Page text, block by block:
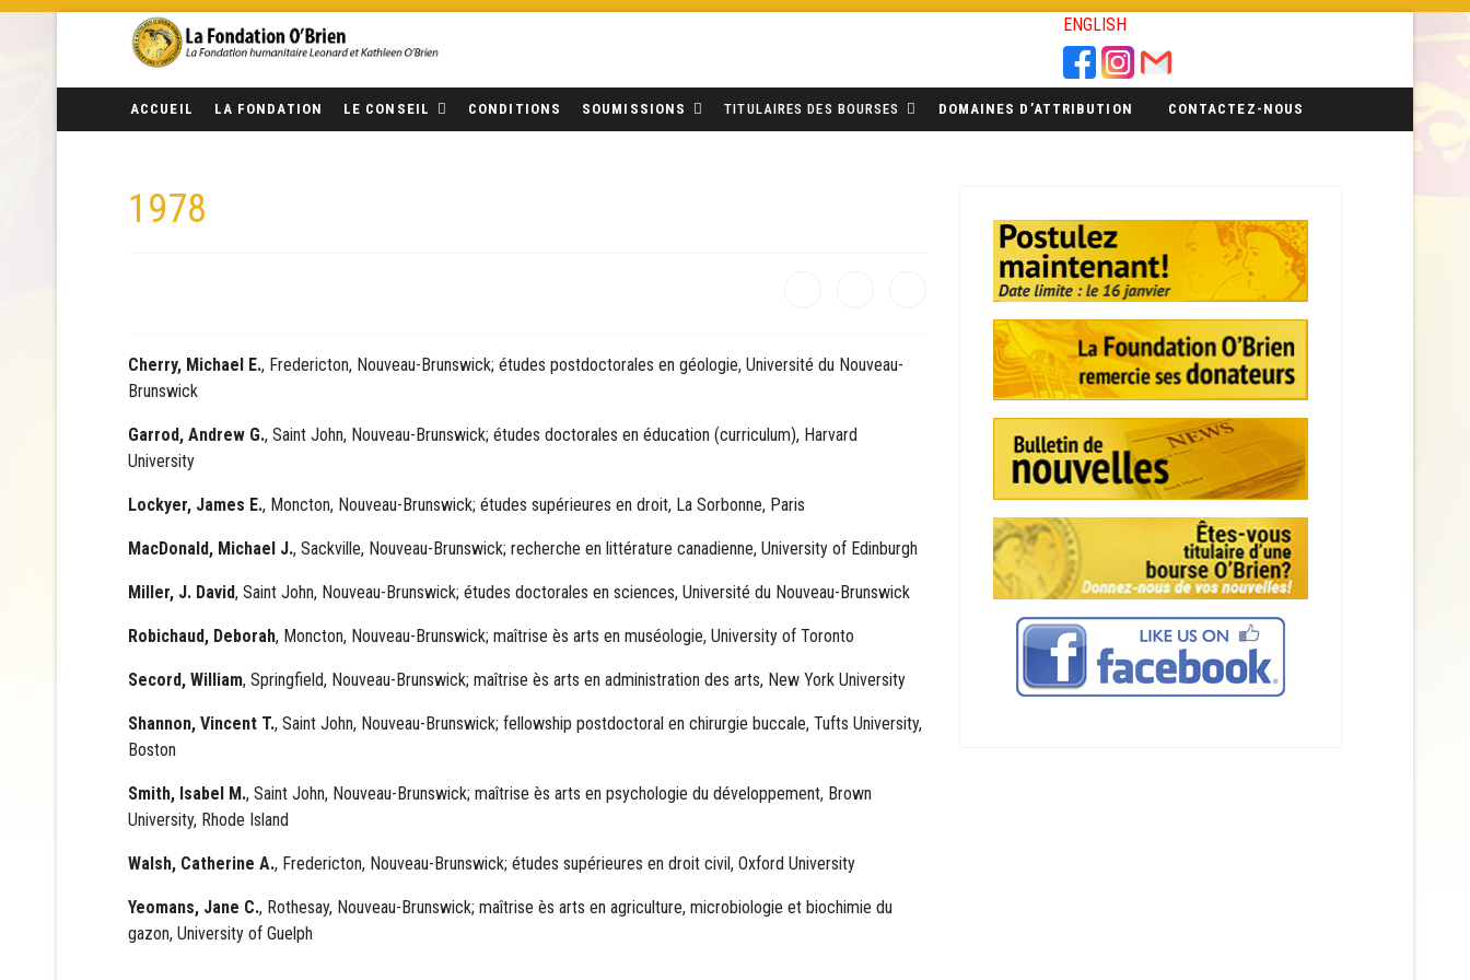
ENGLISH
ACCUEIL LA FONDATION LE CONSEIL CONDITIONS SOUMISSIONS TITULAIRES DES BOURSES DOMAINES D’ATTRIBUTION CONTACTEZ-NOUS
1978
Cherry, Michael E., Fredericton, Nouveau-Brunswick; études postdoctorales en géologie, Université du Nouveau-
Brunswick
Garrod, Andrew G., Saint John, Nouveau-Brunswick; études doctorales en éducation (curriculum), Harvard
University
Lockyer, James E., Moncton, Nouveau-Brunswick; études supérieures en droit, La Sorbonne, Paris
MacDonald, Michael J., Sackville, Nouveau-Brunswick; recherche en littérature canadienne, University of Edinburgh
Miller, J. David, Saint John, Nouveau-Brunswick; études doctorales en sciences, Université du Nouveau-Brunswick
Robichaud, Deborah, Moncton, Nouveau-Brunswick; maîtrise ès arts en muséologie, University of Toronto
Secord, William, Springfield, Nouveau-Brunswick; maîtrise ès arts en administration des arts, New York University
Shannon, Vincent T., Saint John, Nouveau-Brunswick; fellowship postdoctoral en chirurgie buccale, Tufts University,
Boston
Smith, Isabel M., Saint John, Nouveau-Brunswick; maîtrise ès arts en psychologie du développement, Brown
University, Rhode Island
Walsh, Catherine A., Fredericton, Nouveau-Brunswick; études supérieures en droit civil, Oxford University
Yeomans, Jane C., Rothesay, Nouveau-Brunswick; maîtrise ès arts en agriculture, microbiologie et biochimie du
gazon, University of Guelph